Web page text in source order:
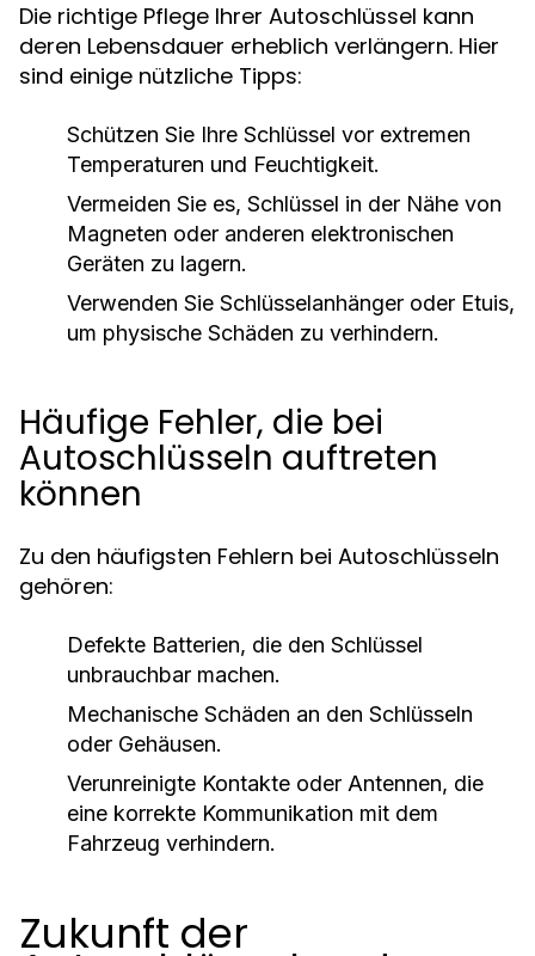
Die richtige Pflege Ihrer Autoschlüssel kann
deren Lebensdauer erheblich verlängern. Hier
sind einige nützliche Tipps:
Schützen Sie Ihre Schlüssel vor extremen
Temperaturen und Feuchtigkeit.
Vermeiden Sie es, Schlüssel in der Nähe von
Magneten oder anderen elektronischen
Geräten zu lagern.
Verwenden Sie Schlüsselanhänger oder Etuis,
um physische Schäden zu verhindern.
Häufige Fehler, die bei
Autoschlüsseln auftreten
können
Zu den häufigsten Fehlern bei Autoschlüsseln
gehören:
Defekte Batterien, die den Schlüssel
unbrauchbar machen.
Mechanische Schäden an den Schlüsseln
oder Gehäusen.
Verunreinigte Kontakte oder Antennen, die
eine korrekte Kommunikation mit dem
Fahrzeug verhindern.
Zukunft der